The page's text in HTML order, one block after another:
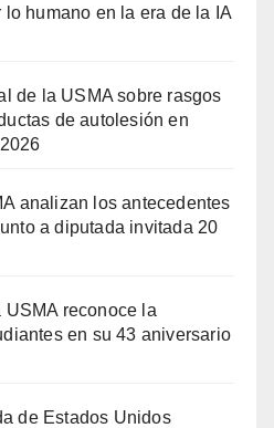
humano en la era de la IA
de la USMA sobre rasgos
de autolesión en
analizan los antecedentes
a diputada invitada 20
reconoce la
en su 43 aniversario
de Estados Unidos